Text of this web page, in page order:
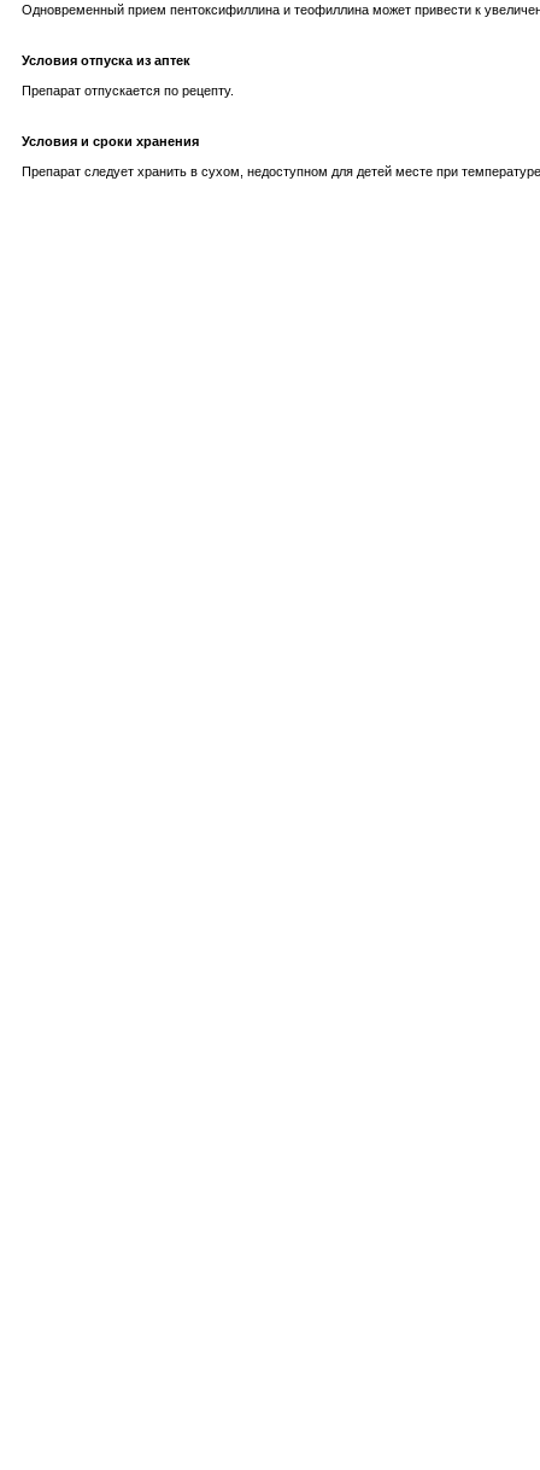
Одновременный прием пентоксифиллина и теофиллина может привести к
Условия отпуска из аптек
Препарат отпускается по рецепту.
Условия и сроки хранения
Препарат следует хранить в сухом, недоступном для детей месте при